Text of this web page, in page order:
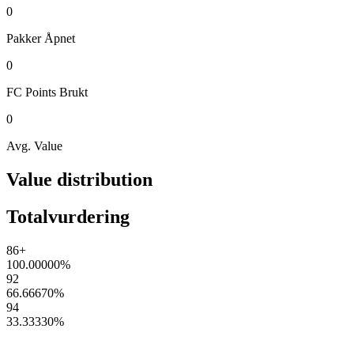
0
Pakker Åpnet
0
FC Points Brukt
0
Avg. Value
Value distribution
Totalvurdering
86+
100.00000%
92
66.66670%
94
33.33330%